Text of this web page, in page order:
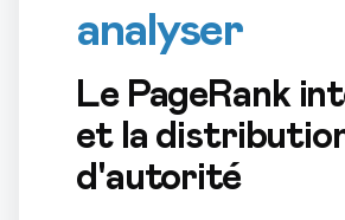
analyser
Le PageRank
et la
d'autorité